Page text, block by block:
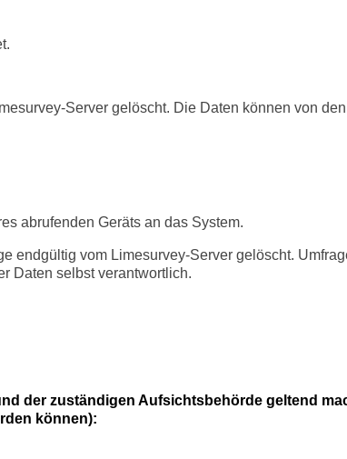
Server gelöscht. Die Daten können von
abrufenden Geräts an das System.
endgültig vom Limesurvey-Server gelöscht.
Daten selbst verantwortlich.
der zuständigen Aufsichtsbehörde geltend
können):